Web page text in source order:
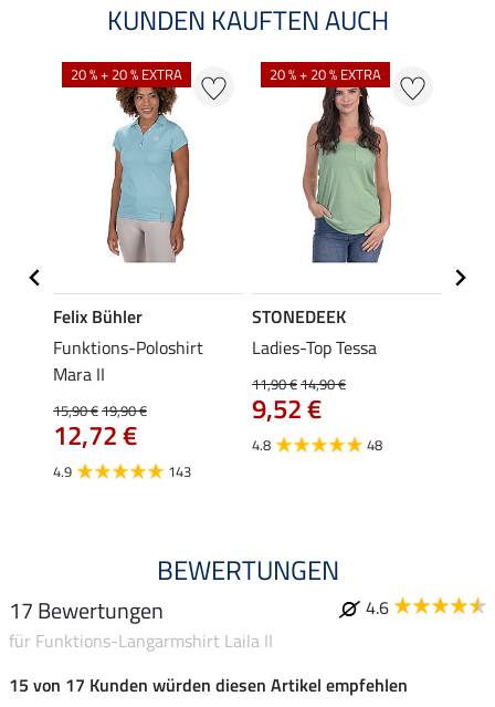
KUNDEN KAUFTEN AUCH
20 % + 20 % EXTRA
Felix Bühler
Funktions-Poloshirt
Mara II
15,90 €19,90 €
12,72 €
4.9 143
20 % + 20 % EXTRA
STONEDEEK
Ladies-Top Tessa
11,90 €14,90 €
9,52 €
4.8 48
BEWERTUNGEN
17 Bewertungen
4.6
für Funktions-Langarmshirt Laila II
15 von 17 Kunden würden diesen Artikel empfehlen